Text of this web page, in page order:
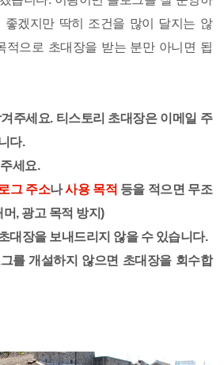
좋겠지만 딱히 조건을 많이 달지는 않
적으로 초대장을 받는 분만 아니면 됩
주세요. 티스토리 초대장은 이메일 주
다.
세요.
그 주소나사용 목적 등을 적으면 무조
, 광고 목적 방지)
대장을 보내드리지 않을 수 있습니다.
를 개설하지 않으면 초대장을 회수합